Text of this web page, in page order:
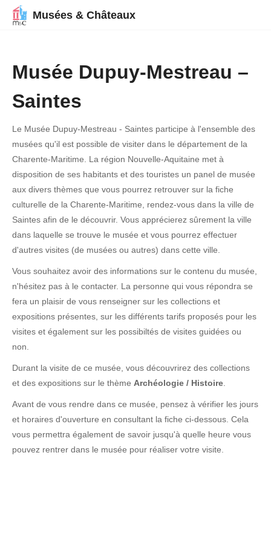
Musées & Châteaux
Musée Dupuy-Mestreau –
Saintes
Le Musée Dupuy-Mestreau - Saintes participe à l'ensemble des
musées qu'il est possible de visiter dans le département de la
Charente-Maritime. La région Nouvelle-Aquitaine met à
disposition de ses habitants et des touristes un panel de musée
aux divers thèmes que vous pourrez retrouver sur la fiche
culturelle de la Charente-Maritime, rendez-vous dans la ville de
Saintes afin de le découvrir. Vous apprécierez sûrement la ville
dans laquelle se trouve le musée et vous pourrez effectuer
d'autres visites (de musées ou autres) dans cette ville.
Vous souhaitez avoir des informations sur le contenu du musée,
n'hésitez pas à le contacter. La personne qui vous répondra se
fera un plaisir de vous renseigner sur les collections et
expositions présentes, sur les différents tarifs proposés pour les
visites et également sur les possibiltés de visites guidées ou
non.
Durant la visite de ce musée, vous découvrirez des collections
et des expositions sur le thème Archéologie / Histoire
Avant de vous rendre dans ce musée, pensez à vérifier les jours
et horaires d'ouverture en consultant la fiche ci-dessous. Cela
vous permettra également de savoir jusqu'à quelle heure vous
pouvez rentrer dans le musée pour réaliser votre visite.